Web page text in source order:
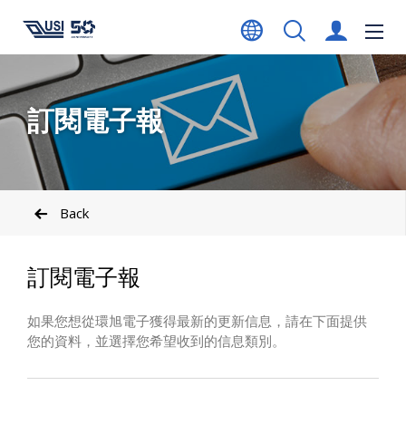
訂閱電子報
Back
訂閱電子報
如果您想從環旭電子獲得最新的更新信息，請在下面提供
您的資料，並選擇您希望收到的信息類別。